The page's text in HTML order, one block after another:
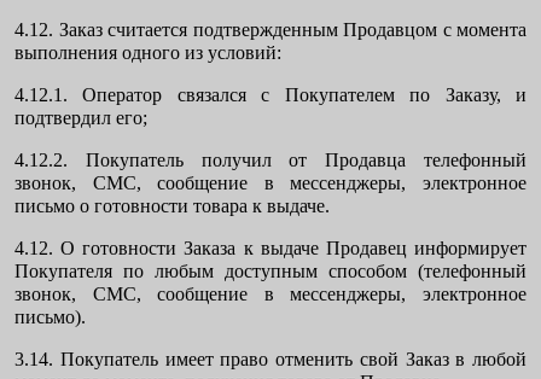
4.12. Заказ считается подтвержденным Продавцом с момента
выполнения одного из условий:
4.12.1. Оператор связался с Покупателем по Заказу, и
подтвердил его;
4.12.2. Покупатель получил от Продавца телефонный
звонок, СМС, сообщение в мессенджеры, электронное
письмо о готовности товара к выдаче.
4.12. О готовности Заказа к выдаче Продавец информирует
Покупателя по любым доступным способом (телефонный
звонок, СМС, сообщение в мессенджеры, электронное
письмо).
3.14. Покупатель имеет право отменить свой Заказ в любой